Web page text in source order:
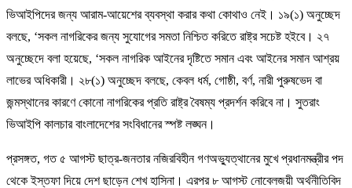
ভিআইপিদের জন্য আরাম-আয়েশের ব্যবস্থা করার কথা কোথাও নেই। ১৯(১) অনুচ্ছেদ
বলছে, ‘সকল নাগরিকের জন্য সুযোগের সমতা নিশ্চিত করিতে রাষ্ট্র সচেষ্ট হইবে। ২৭
অনুচ্ছেদে বলা হয়েছে, ‘সকল নাগরিক আইনের দৃষ্টিতে সমান এবং আইনের সমান আশ্রয়
লাভের অধিকারী। ২৮(১) অনুচ্ছেদ বলছে, কেবল ধর্ম, গোষ্ঠী, বর্ণ, নারী পুরুষভেদ বা
জন্মস্থানের কারণে কোনো নাগরিকের প্রতি রাষ্ট্র বৈষম্য প্রদর্শন করিবে না। সুতরাং
ভিআইপি কালচার বাংলাদেশের সংবিধানের স্পষ্ট লঙ্ঘন।
প্রসঙ্গত, গত ৫ আগস্ট ছাত্র-জনতার নজিরবিহীন গণঅভ্যুত্থানের মুখে প্রধানমন্ত্রীর পদ
থেকে ইস্তফা দিয়ে দেশ ছাড়েন শেখ হাসিনা। এরপর ৮ আগস্ট নোবেলজয়ী অর্থনীতিবিদ